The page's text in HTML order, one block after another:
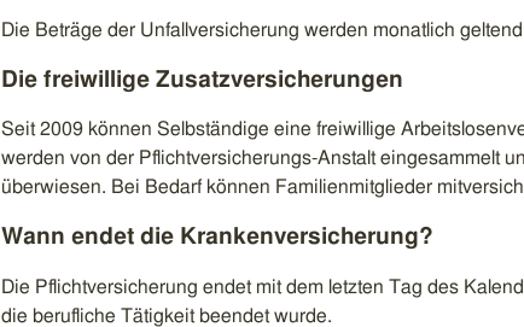
Die Beträge der Unfallversicherung werden monatlich
Die freiwillige Zusatzversicherungen
Seit 2009 können Selbständige eine freiwillige
werden von der Pflichtversicherungs-Anstalt eingesammelt
überwiesen. Bei Bedarf können Familienmitglieder
Wann endet die Krankenversicherung?
Die Pflichtversicherung endet mit dem letzten Tag des
die berufliche Tätigkeit beendet wurde.